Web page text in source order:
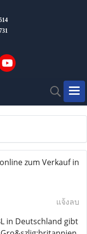
zum Verkauf in
แจ้งลบ
in Deutschland gibt